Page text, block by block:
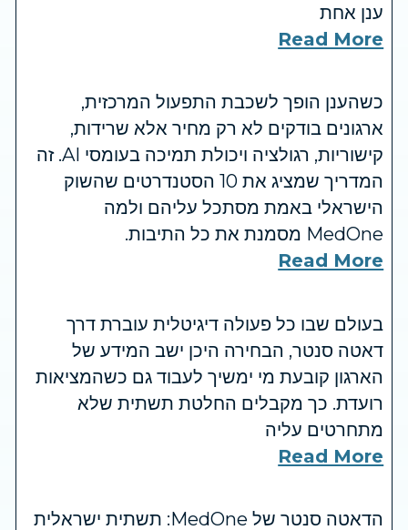
ענן אחת
Read More
כשהענן הופך לשכבת התפעול המרכזית,
ארגונים בודקים לא רק מחיר אלא שרידות,
קישוריות, רגולציה ויכולת תמיכה בעומסי AI. זה
המדריך שמציג את 10 הסטנדרטים שהשוק
הישראלי באמת מסתכל עליהם ולמה
MedOne מסמנת את כל התיבות.
Read More
בעולם שבו כל פעולה דיגיטלית עוברת דרך
דאטה סנטר, הבחירה היכן ישב המידע של
הארגון קובעת מי ימשיך לעבוד גם כשהמציאות
רועדת. כך מקבלים החלטת תשתית שלא
מתחרטים עליה
Read More
הדאטה סנטר של MedOne: תשתית ישראלית